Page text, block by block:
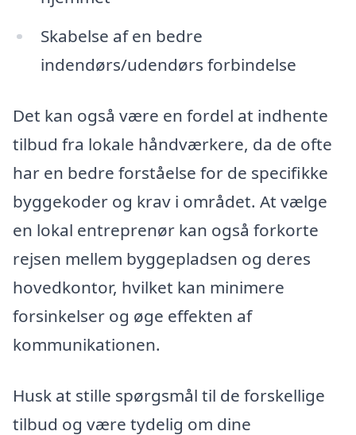
Skabelse af en bedre
indendørs/udendørs forbindelse
Det kan også være en fordel at indhente
tilbud fra lokale håndværkere, da de ofte
har en bedre forståelse for de specifikke
byggekoder og krav i området. At vælge
en lokal entreprenør kan også forkorte
rejsen mellem byggepladsen og deres
hovedkontor, hvilket kan minimere
forsinkelser og øge effekten af
kommunikationen.
Husk at stille spørgsmål til de forskellige
tilbud og være tydelig om dine